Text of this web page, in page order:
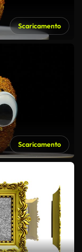
Scaricamento
Scaricamento